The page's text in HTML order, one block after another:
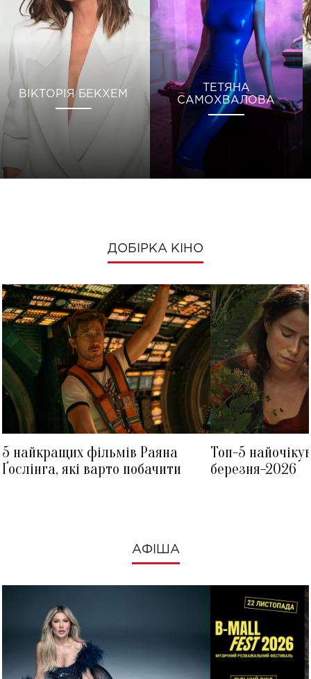
ВІКТОРІЯ БЕКХЕМ
ТЕТЯНА
САМОХВАЛОВА
ДОБІРКА КІНО
5 найкращих фільмів Раяна
Ґослінга, які варто побачити
Топ-5
березня-2026
АФІША